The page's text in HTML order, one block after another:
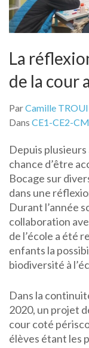
La
de la cour
ParCamille
Dans CE1-CE2-
Depuis plusieurs
chance d’être
Bocage sur
dans une
Durant l’année
collaboration
de l’école a été
enfants la
biodiversité à
Dans la
2020, un projet
cour coté
élèves étant les